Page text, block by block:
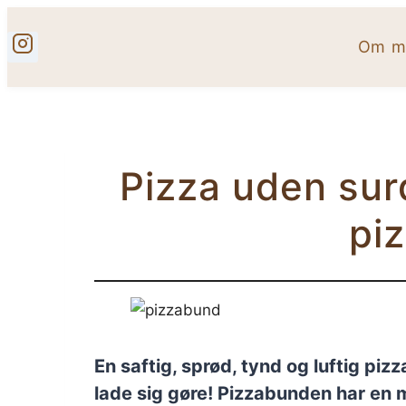
til
Om
Pizza uden
En saftig, sprød, tynd og luftig
lade sig gøre! Pizzabunden har